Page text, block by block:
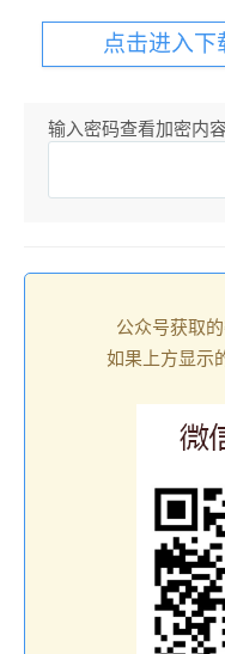
点击进入下
输入密码查看加密内容
公众号获取
如果上方显示